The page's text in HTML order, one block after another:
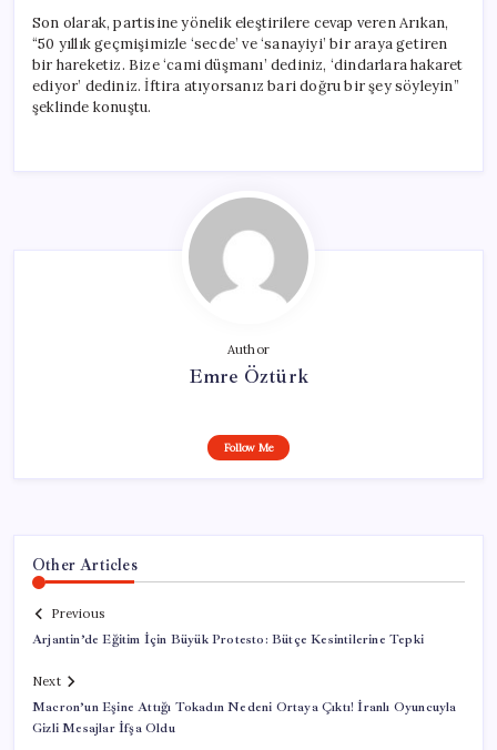
Son olarak, partisine yönelik eleştirilere cevap veren Arıkan,
“50 yıllık geçmişimizle ‘secde’ ve ‘sanayiyi’ bir araya getiren
bir hareketiz. Bize ‘cami düşmanı’ dediniz, ‘dindarlara hakaret
ediyor’ dediniz. İftira atıyorsanız bari doğru bir şey söyleyin”
şeklinde konuştu.
Author
Emre Öztürk
Follow Me
Other Articles
Previous
Arjantin’de Eğitim İçin Büyük Protesto: Bütçe Kesintilerine Tepki
Next
Macron’un Eşine Attığı Tokadın Nedeni Ortaya Çıktı! İranlı Oyuncuyla
Gizli Mesajlar İfşa Oldu